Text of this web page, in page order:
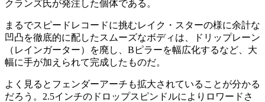
クランズ氏が発注した個体である。
まるでスピードレコードに挑むレイク・スターの様に余計な
凹凸を徹底的に配したスムーズなボディは、ドリップレーン
（レインガーター）を廃し、Bピラーを幅広化するなど、大
幅に手が加えられて完成したものだ。
よく見るとフェンダーアーチも拡大されていることが分かる
だろう。2.5インチのドロップスピンドルによりロワードさ